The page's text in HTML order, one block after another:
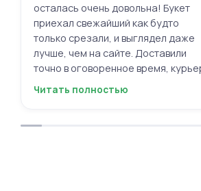
осталась очень довольна! Букет
приехал свежайший как будто
только срезали, и выглядел даже
лучше, чем на сайте. Доставили
точно в оговоренное время,
вежливый, ещё и открытку с
приятными. Однозначно буду
Читать полностью